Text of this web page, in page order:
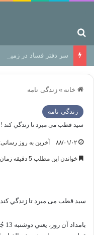
سر دفتر فساد در زمین‌،
خانه » زندگی نامه
زندگی نامه
سيد قطب می میرد تا زندگي كند !
۸۸/۰۱/۰۲ آخرین به روز رسانی: ۹۱/۰۸/۲۰
خواندن این مطلب 5 دقیقه زمان میبرد
سيد قطب می میرد تا زندگي